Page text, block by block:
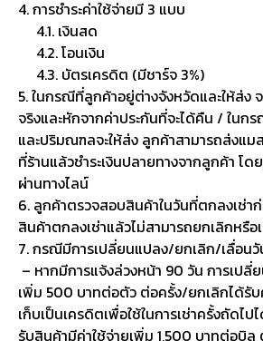
4. การชำระค่าใช้จ่ายมี 3 แบบ
4.1. เงินสด
4.2. โอนเงิน
4.3. บัตรเครดิต (มีชาร์จ 3%)
5. ในกรณีที่ลูกค้าอยู่ต่างจังหวัดและให้ส่ง
จริงและหักจากค่าประกันที่จะได้คืน / ในก
และปริมณฑลจะให้ส่ง ลูกค้าสามารถส่งแมส
ที่ร้านแล้วชำระเงินปลายทางจากลูกค้า โ
ผ่านทางไลน์
6. ลูกค้าตรวจสอบสินค้าในวันที่ตกลงเช่าก่
สินค้าตกลงเช่าแล้วไม่สามารถยกเลิกหรื
7. กรณีมีการเปลี่ยนแปลง/ยกเลิก/เลื่อน
– หากมีการแจ้งล่วงหน้า 90 วัน การเปลี่
เพิ่ม 500 บาทต่อตัว ต่อครั้ง/ยกเลิกได้รั
เก็บเป็นเครดิตเพื่อใช้ในการเช่าครั้งถัดไ
รับสินค้ามีค่าใช้จ่ายเพิ่ม 1,500 บาทต่อบิล